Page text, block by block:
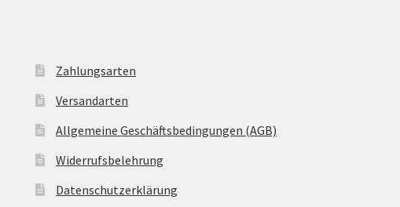
Zahlungsarten
Versandarten
Allgemeine Geschäftsbedingungen (AGB)
Widerrufsbelehrung
Datenschutzerklärung